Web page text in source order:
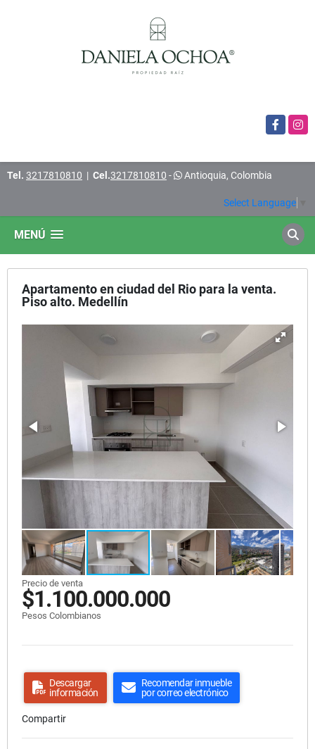
Facebook
Tel. 3217810810 | Cel.3217810810 - Antioquia, Colombia
Select Language
MENÚ
Apartamento en ciudad del Rio para la venta.
Piso alto. Medellín
Precio de venta
$1.100.000.000
Pesos Colombianos
Descargar
información
Recomendar inmueble
por correo electrónico
Compartir